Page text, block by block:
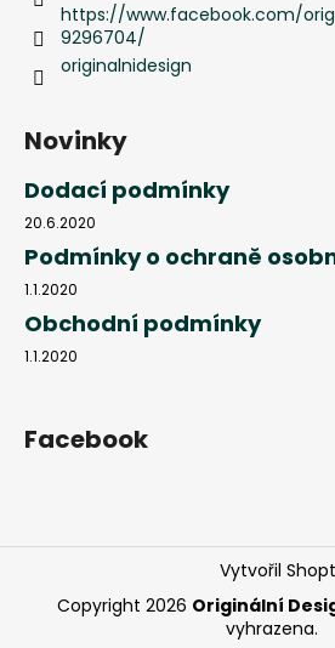
https://www.facebook.com/
9296704/
originalnidesign
Novinky
Dodací podmínky
20.6.2020
Podmínky o ochraně
1.1.2020
Obchodní podmínky
1.1.2020
Facebook
Vytvořil
Copyright 2026 Originální
vyhrazena.